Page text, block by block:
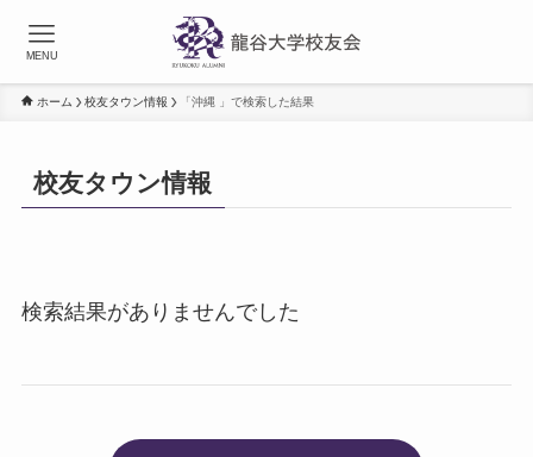
MENU
ホーム 校友タウン情報 「沖縄 」で検索した結果
校友タウン情報
検索結果がありませんでした